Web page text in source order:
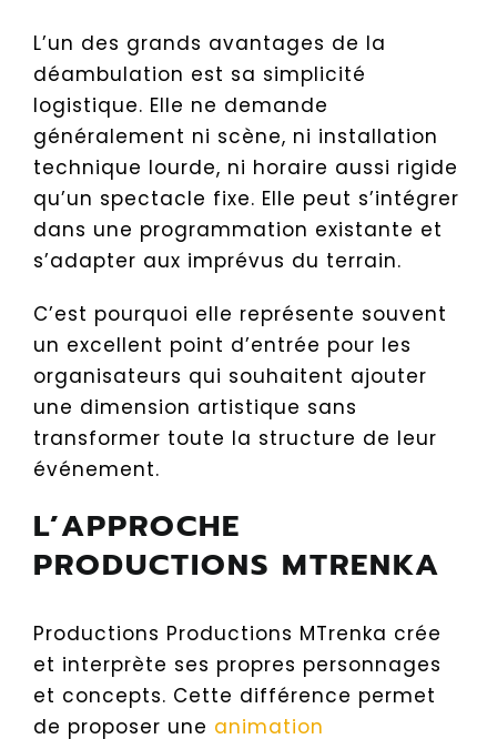
L’un des grands avantages de la
déambulation est sa simplicité
logistique. Elle ne demande
généralement ni scène, ni installation
technique lourde, ni horaire aussi rigide
qu’un spectacle fixe. Elle peut s’intégrer
dans une programmation existante et
s’adapter aux imprévus du terrain.
C’est pourquoi elle représente souvent
un excellent point d’entrée pour les
organisateurs qui souhaitent ajouter
une dimension artistique sans
transformer toute la structure de leur
événement.
L’APPROCHE
PRODUCTIONS MTRENKA
Productions Productions MTrenka crée
et interprète ses propres personnages
et concepts. Cette différence permet
de proposer une animation